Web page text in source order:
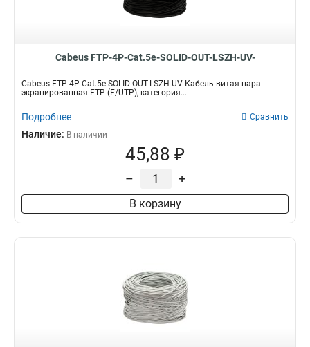
Cabeus FTP-4P-Cat.5e-SOLID-OUT-LSZH-UV-
Cabeus FTP-4P-Cat.5e-SOLID-OUT-LSZH-UV Кабель витая пара
экранированная FTP (F/UTP), категория...
Подробнее Сравнить
Наличие: В наличии
45,88 ₽
– +
В корзину